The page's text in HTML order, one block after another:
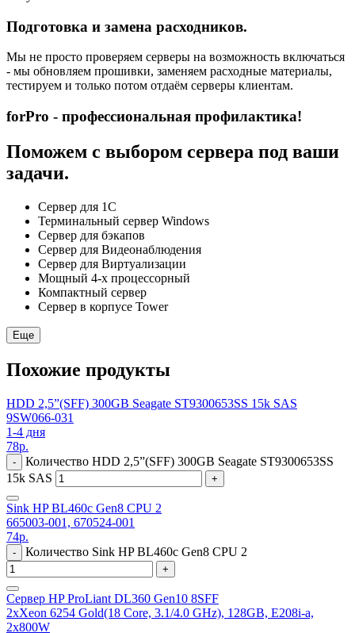
Подготовка и замена расходников.
Мы не просто проверяем серверы на возможность включаться
- мы обновляем прошивки, заменяем расходные материалы,
тестируем и только потом отдаём серверы клиентам.
forPro - профессиональная профилактика!
Поможем с выбором сервера под ваши
задачи.
Сервер для 1С
Терминальный сервер Windows
Сервер для бэкапов
Сервер для Видеонаблюдения
Сервер для Виртуализации
Мощный 4-х процессорный
Компактный сервер
Сервер в корпусе Tower
Еще
Похожие продукты
HDD 2,5”(SFF) 300GB Seagate ST9300653SS 15k SAS
9SW066-031
1-4 дня
78р.
-
Количество HDD 2,5”(SFF) 300GB Seagate ST9300653SS
15k SAS
+
Sink HP BL460c Gen8 CPU 2
665003-001, 670524-001
74р.
- Количество Sink HP BL460c Gen8 CPU 2
+
Сервер HP ProLiant DL360 Gen10 8SFF
2xXeon 6254 Gold(18 Core, 3.1/4.0 GHz), 128GB, E208i-a,
2x800W